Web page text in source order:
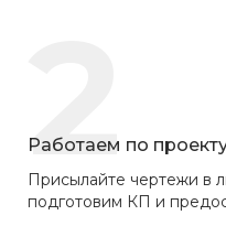
2
Работаем по
Присылайте чертежи в
подготовим КП и